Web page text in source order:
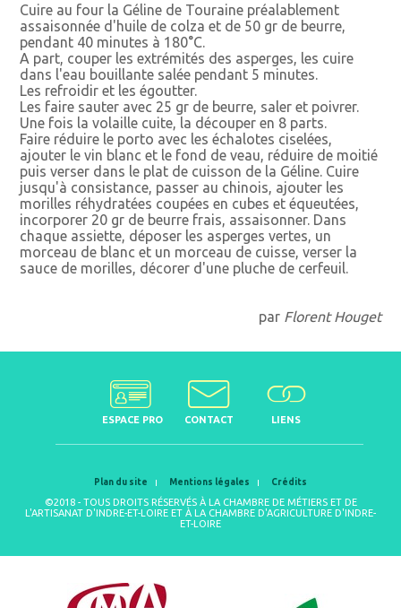
Cuire au four la Géline de Touraine préalablement
assaisonnée d'huile de colza et de 50 gr de beurre,
pendant 40 minutes à 180°C.
A part, couper les extrémités des asperges, les cuire
dans l'eau bouillante salée pendant 5 minutes.
Les refroidir et les égoutter.
Les faire sauter avec 25 gr de beurre, saler et poivrer.
Une fois la volaille cuite, la découper en 8 parts.
Faire réduire le porto avec les échalotes ciselées,
ajouter le vin blanc et le fond de veau, réduire de moitié
puis verser dans le plat de cuisson de la Géline. Cuire
jusqu'à consistance, passer au chinois, ajouter les
morilles réhydratées coupées en cubes et équeutées,
incorporer 20 gr de beurre frais, assaisonner. Dans
chaque assiette, déposer les asperges vertes, un
morceau de blanc et un morceau de cuisse, verser la
sauce de morilles, décorer d'une pluche de cerfeuil.
par Florent Houget
ESPACE PRO CONTACT LIENS
Plan du site Mentions légales Crédits
©2018 - TOUS DROITS RÉSERVÉS À LA CHAMBRE DE MÉTIERS ET DE
L'ARTISANAT D'INDRE-ET-LOIRE ET À LA CHAMBRE D'AGRICULTURE D'INDRE-
ET-LOIRE